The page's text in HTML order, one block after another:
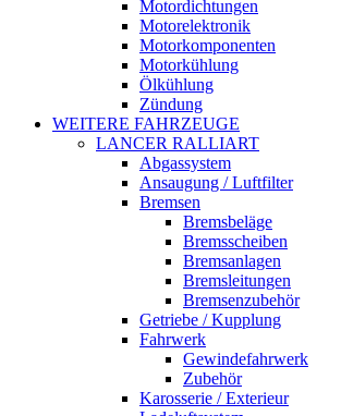
Motordichtungen
Motorelektronik
Motorkomponenten
Motorkühlung
Ölkühlung
Zündung
WEITERE FAHRZEUGE
LANCER RALLIART
Abgassystem
Ansaugung / Luftfilter
Bremsen
Bremsbeläge
Bremsscheiben
Bremsanlagen
Bremsleitungen
Bremsenzubehör
Getriebe / Kupplung
Fahrwerk
Gewindefahrwerk
Zubehör
Karosserie / Exterieur